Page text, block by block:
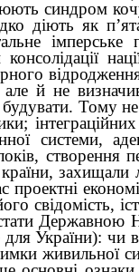
синдром
діють як
імперське
консолідації
але й не
Тому
системи,
створення
свідомість,
України):
живильної